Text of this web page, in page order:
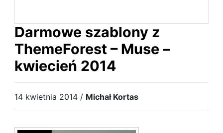
Darmowe szablony z
ThemeForest – Muse –
kwiecień 2014
14 kwietnia 2014 / Michał Kortas